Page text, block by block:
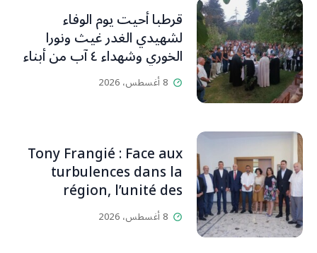
قرطبا أحيت يوم الوفاء
لشهيدي الغدر غيث ونورا
الخوري وشهداء ٤ آب من أبناء
البلدة.. كارين الخوري افرام: لقد
كان بيتنا، بوجود والدي، ينبض
إقفاله لكنه لم يستطع لأنه
بيت رسالة وتاريخ وإيمان وقيم
مستمرة (صور وVideo)
8 أغسطس، 2026
Tony Frangié : Face aux
turbulences dans la
région, l’unité des
Libanais est primordiale
L’OLJ / Par Scarlett
8 أغسطس، 2026